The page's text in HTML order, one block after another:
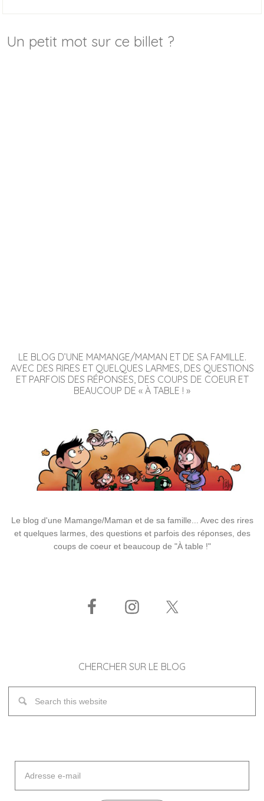
Un petit mot sur ce billet ?
LE BLOG D’UNE MAMANGE/MAMAN ET DE SA FAMILLE.
AVEC DES RIRES ET QUELQUES LARMES, DES QUESTIONS
ET PARFOIS DES RÉPONSES, DES COUPS DE COEUR ET
BEAUCOUP DE « À TABLE ! »
Le blog d'une Mamange/Maman et de sa famille... Avec des rires
et quelques larmes, des questions et parfois des réponses, des
coups de coeur et beaucoup de "À table !"
CHERCHER SUR LE BLOG
mail